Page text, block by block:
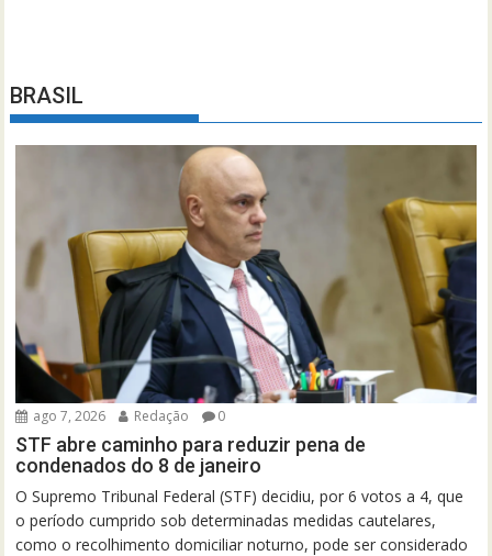
BRASIL
ago 7, 2026 Redação 0
STF abre caminho para reduzir pena de
condenados do 8 de janeiro
O Supremo Tribunal Federal (STF) decidiu, por 6 votos a 4, que
o período cumprido sob determinadas medidas cautelares,
como o recolhimento domiciliar noturno, pode ser considerado